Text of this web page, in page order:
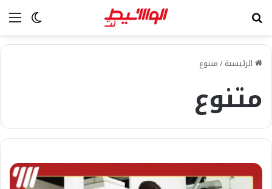
الرئيسية/متنوع
متنوع